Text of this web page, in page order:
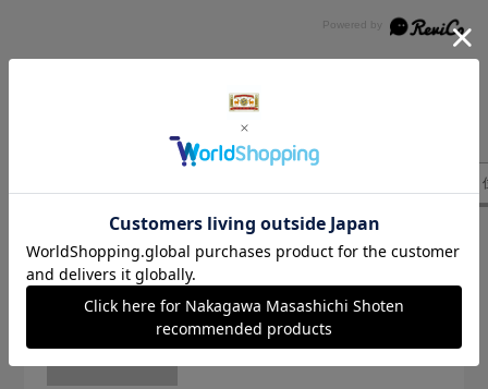
気になるレビューを表示